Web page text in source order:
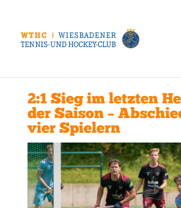
2:1 Sieg im letzten
der Saison –
vier Spielern